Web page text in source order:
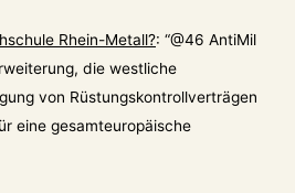
Rhein-Metall?: “@46 AntiMil
die westliche
von Rüstungskontrollverträgen
eine gesamteuropäische